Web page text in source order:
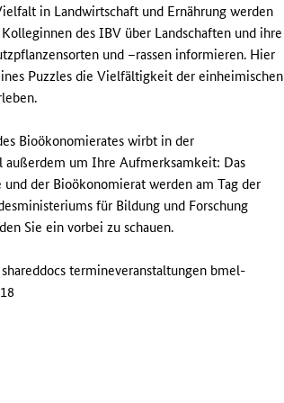
in Landwirtschaft und Ernährung werden
des IBV über Landschaften und ihre
und –rassen informieren. Hier
Puzzles die Vielfältigkeit der einheimischen
Bioökonomierates wirbt in der
außerdem um Ihre Aufmerksamkeit: Das
der Bioökonomierat werden am Tag der
für Bildung und Forschung
Sie ein vorbei zu schauen.
termineveranstaltungen bmel-